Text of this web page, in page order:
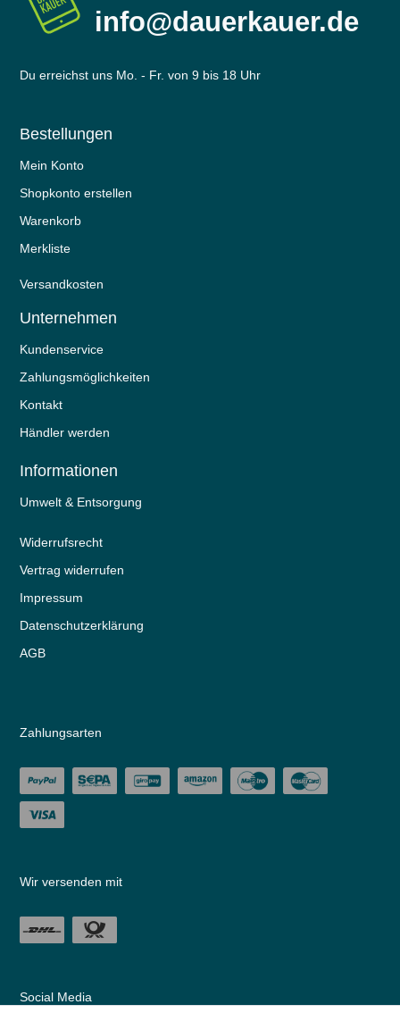
info@dauerkauer.de
Du erreichst uns Mo. - Fr. von 9 bis 18 Uhr
Bestellungen
Mein Konto
Shopkonto erstellen
Warenkorb
Merkliste
Versandkosten
Unternehmen
Kundenservice
Zahlungsmöglichkeiten
Kontakt
Händler werden
Informationen
Umwelt & Entsorgung
Widerrufs­recht
Vertrag widerrufen
Impressum
Daten­schutz­erklärung
AGB
Zahlungsarten
Wir versenden mit
Social Media